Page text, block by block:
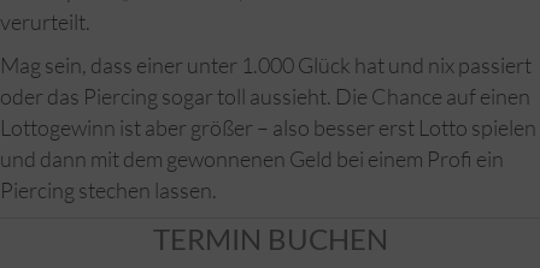
verurteilt.
Mag sein, dass einer unter 1.000 Glück hat und nix passiert
oder das Piercing sogar toll aussieht. Die Chance auf einen
Lottogewinn ist aber größer – also besser erst Lotto spielen
und dann mit dem gewonnenen Geld bei einem Profi ein
Piercing stechen lassen.
TERMIN BUCHEN